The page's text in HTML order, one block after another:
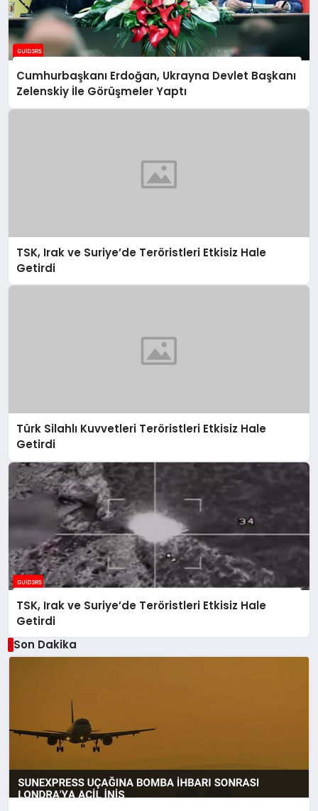
Cumhurbaşkanı Erdoğan, Ukrayna Devlet Başkanı
Zelenskiy İle Görüşmeler Yaptı
TSK, Irak ve Suriye’de Teröristleri Etkisiz Hale
Getirdi
Türk Silahlı Kuvvetleri Teröristleri Etkisiz Hale
Getirdi
TSK, Irak ve Suriye’de Teröristleri Etkisiz Hale
Getirdi
Son Dakika